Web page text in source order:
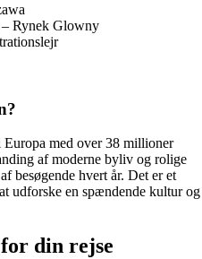
Rynek Glowny
med over 38 millioner
af moderne byliv og rolige
besøgende hvert år. Det er et
udforske en spændende kultur og
din rejse